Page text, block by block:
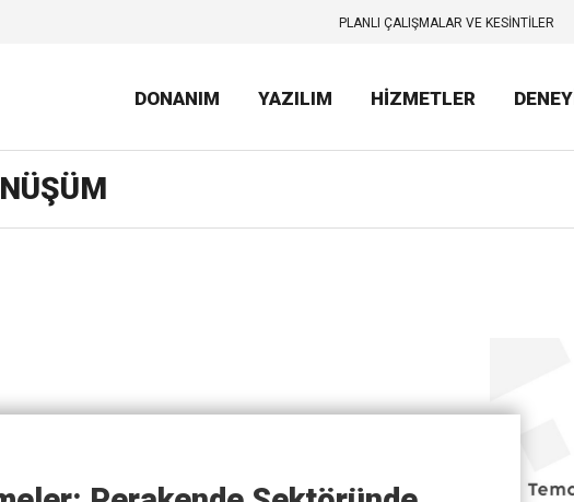
PLANLI ÇALIŞMALAR VE KESİNTİLER
DONANIM YAZILIM HİZMETLER